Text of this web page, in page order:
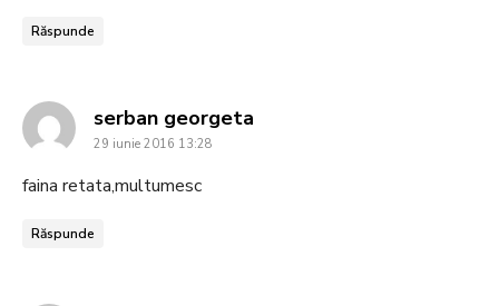
Răspunde
serban georgeta
29 iunie 2016 13:28
faina retata,multumesc
Răspunde